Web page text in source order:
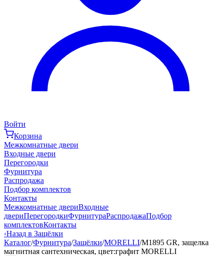
Войти
Корзина
Межкомнатные двери
Входные двери
Перегородки
Фурнитура
Распродажа
Подбор комплектов
Контакты
Межкомнатные двериВходные
двериПерегородкиФурнитураРаспродажаПодбор
комплектовКонтакты
‹Назад в Защёлки
Каталог/Фурнитура/Защёлки/MORELLI/M1895 GR, защелка
магнитная сантехническая, цвет:графит MORELLI